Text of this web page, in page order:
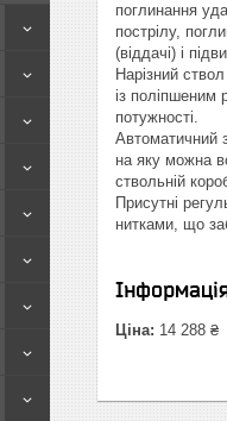
поглинання
пострілу,
(віддачі) і
Нарізний
із поліпшеним
потужності.
Автоматичний
на яку можна
ствольній
Присутні
нитками, що
Ціна: 14 288 ₴